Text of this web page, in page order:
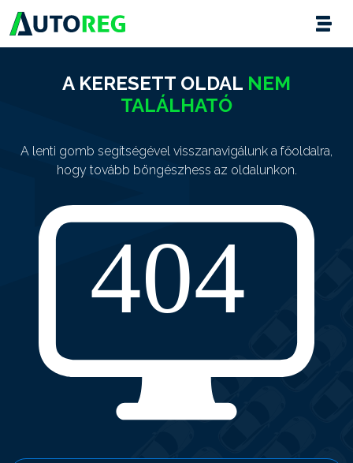
A KERESETT OLDAL NEM
TALÁLHATÓ
A lenti gomb segítségével visszanavigálunk a főoldalra,
hogy tovább böngészhess az oldalunkon.